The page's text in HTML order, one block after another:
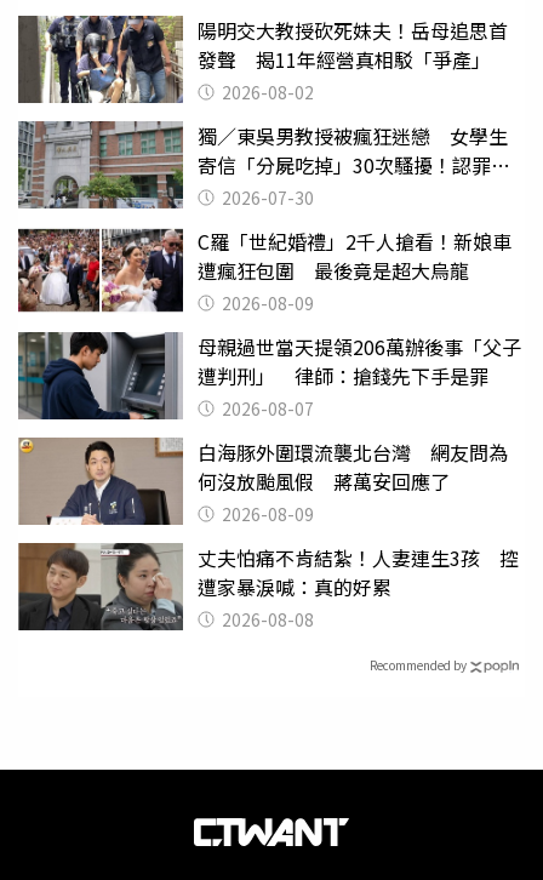
陽明交大教授砍死妹夫！岳母追思首
發聲 揭11年經營真相駁「爭產」
2026-08-02
獨／東吳男教授被瘋狂迷戀 女學生
寄信「分屍吃掉」30次騷擾！認罪免
關 2026-07-30
C羅「世紀婚禮」2千人搶看！新娘車
遭瘋狂包圍 最後竟是超大烏龍
2026-08-09
母親過世當天提領206萬辦後事「父子
遭判刑」 律師：搶錢先下手是罪
2026-08-07
白海豚外圍環流襲北台灣 網友問為
何沒放颱風假 蔣萬安回應了
2026-08-09
丈夫怕痛不肯結紮！人妻連生3孩 控
遭家暴淚喊：真的好累
2026-08-08
Recommended by